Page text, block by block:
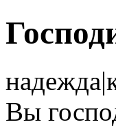
надежда|
Вы